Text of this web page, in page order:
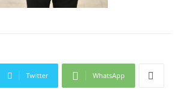
Twitter WhatsApp